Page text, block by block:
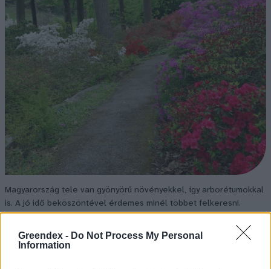
Greendex - Do Not Process My Personal
Information
Magyarország tele van gyönyörű növényekkel, így arborétumokkal
is. A jó idő beköszöntével érdemes minél többet felkeresni.